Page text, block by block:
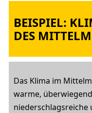
BEISPIEL:
DES
Das Klima im
warme,